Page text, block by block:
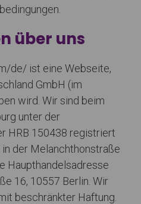
über uns
de/ ist eine Webseite,
GmbH (im
wird. Wir sind beim
unter der
HRB 150438 registriert
der Melanchthonstraße
Haupthandelsadresse
16, 10557 Berlin. Wir
beschränkter Haftung.